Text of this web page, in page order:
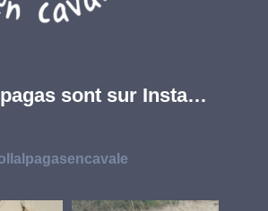
sont sur Insta…